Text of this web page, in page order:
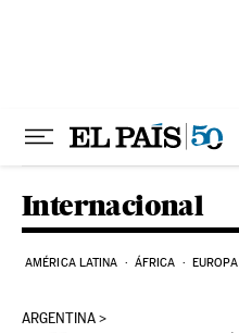
Internacional
AMÉRICA LATINA ÁFRICA EUROPA
ARGENTINA